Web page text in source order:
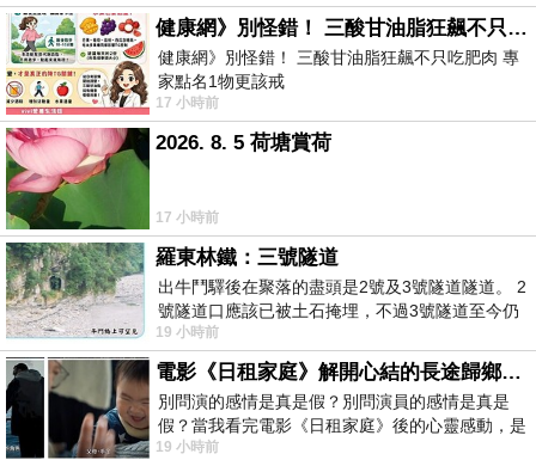
健康網》別怪錯！ 三酸甘油脂狂飆不只吃肥肉 專家點名1物更該戒
健康網》別怪錯！ 三酸甘油脂狂飆不只吃肥肉 專
家點名1物更該戒
https://health.ltn.com.tw/article/breakingnews/
17 小時前
2026. 8. 5 荷塘賞荷
17 小時前
羅東林鐵：三號隧道
出牛鬥驛後在聚落的盡頭是2號及3號隧道隧道。 2
號隧道口應該已被土石掩埋，不過3號隧道至今仍
存在。從台7丙牛鬥橋上往左岸上游方
19 小時前
電影《日租家庭》解開心結的長途歸鄉！能在電影院感受到地理的寬闊和人心的相鄰，真是太棒了！
別問演的感情是真是假？別問演員的感情是真是
假？當我看完電影《日租家庭》後的心靈感動，是
真的。詮釋的情感觸動了人心，就是真情
19 小時前